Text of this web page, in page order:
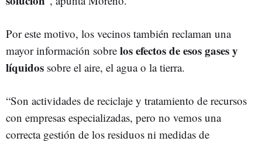
Por este motivo, los vecinos también reclaman una
mayor información sobre los efectos de esos gases y
líquidos sobre el aire, el agua o la tierra.
“Son actividades de reciclaje y tratamiento de recursos
con empresas especializadas, pero no vemos una
correcta gestión de los residuos ni medidas de